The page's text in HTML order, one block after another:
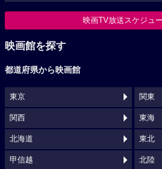
映画TV放送スケジュ
映画館を探す
都道府県から映画館
東京 関東
関西 東海
北海道 東北
甲信越 北陸